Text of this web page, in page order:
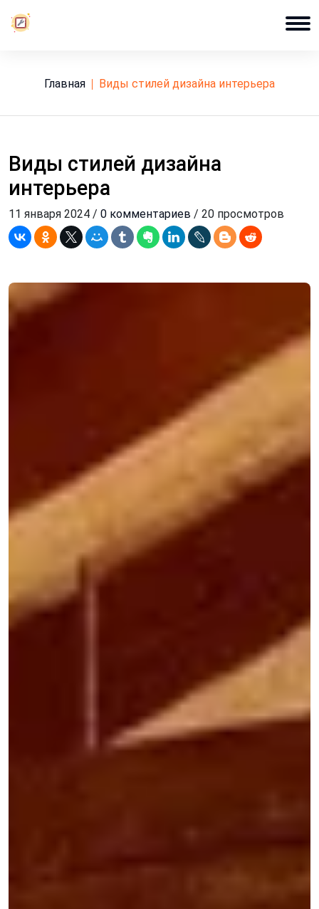
Главная виды стилей дизайна интерьера
Виды стилей дизайна
интерьера
11 января 2024 / 0 комментариев / 20 просмотров